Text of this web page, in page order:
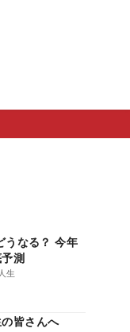
生
うなる？ 今年
測
皆さんへ